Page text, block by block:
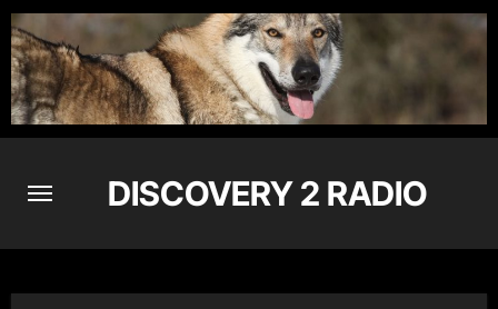
Skip
to
content
DISCOVERY 2 RADIO